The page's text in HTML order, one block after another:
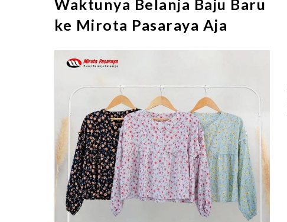
Waktunya Belanja Baju Baru
ke Mirota Pasaraya Aja